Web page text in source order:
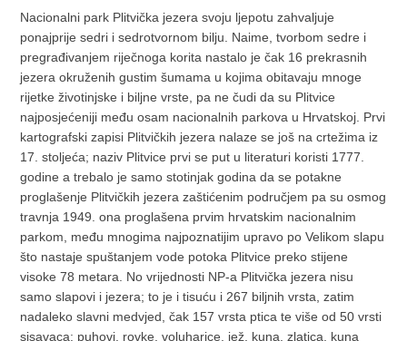
Nacionalni park Plitvička jezera svoju ljepotu zahvaljuje
ponajprije sedri i sedrotvornom bilju. Naime, tvorbom sedre i
pregrađivanjem riječnoga korita nastalo je čak 16 prekrasnih
jezera okruženih gustim šumama u kojima obitavaju mnoge
rijetke životinjske i biljne vrste, pa ne čudi da su Plitvice
najposjećeniji među osam nacionalnih parkova u Hrvatskoj. Prvi
kartografski zapisi Plitvičkih jezera nalaze se još na crtežima iz
17. stoljeća; naziv Plitvice prvi se put u literaturi koristi 1777.
godine a trebalo je samo stotinjak godina da se potakne
proglašenje Plitvičkih jezera zaštićenim područjem pa su osmog
travnja 1949. ona proglašena prvim hrvatskim nacionalnim
parkom, među mnogima najpoznatijim upravo po Velikom slapu
što nastaje spuštanjem vode potoka Plitvice preko stijene
visoke 78 metara. No vrijednosti NP-a Plitvička jezera nisu
samo slapovi i jezera; to je i tisuću i 267 biljnih vrsta, zatim
nadaleko slavni medvjed, čak 157 vrsta ptica te više od 50 vrsti
sisavaca: puhovi, rovke, voluharice, jež, kuna, zlatica, kuna